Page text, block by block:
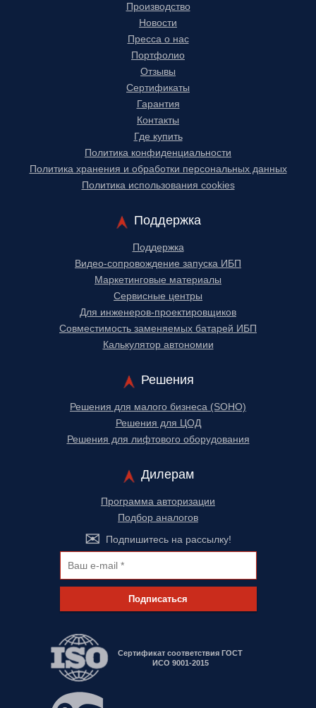
Производство
Новости
Пресса о нас
Портфолио
Отзывы
Сертификаты
Гарантия
Контакты
Где купить
Политика конфиденциальности
Политика хранения и обработки персональных данных
Политика использования cookies
Поддержка
Поддержка
Видео-сопровождение запуска ИБП
Маркетинговые материалы
Сервисные центры
Для инженеров-проектировщиков
Cовместимость заменяемых батарей ИБП
Калькулятор автономии
Решения
Решения для малого бизнеса (SOHO)
Решения для ЦОД
Решения для лифтового оборудования
Дилерам
Программа авторизации
Подбор аналогов
Подпишитесь на рассылку!
Подписаться
Сертификат соответствия ГОСТ
ИСО 9001-2015